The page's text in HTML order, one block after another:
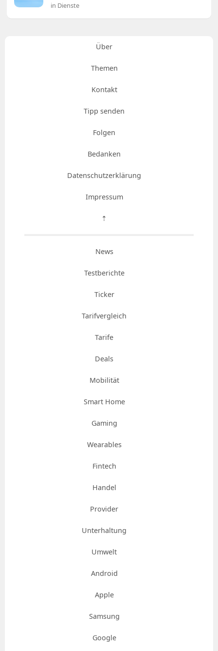
in Dienste
Über
Themen
Kontakt
Tipp senden
Folgen
Bedanken
Datenschutzerklärung
Impressum
⇡
News
Testberichte
Ticker
Tarifvergleich
Tarife
Deals
Mobilität
Smart Home
Gaming
Wearables
Fintech
Handel
Provider
Unterhaltung
Umwelt
Android
Apple
Samsung
Google